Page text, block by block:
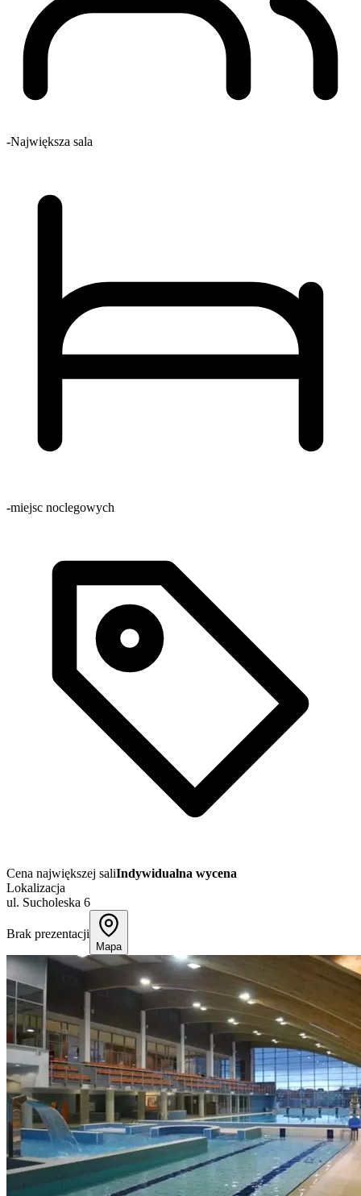
-Największa sala
-miejsc noclegowych
Cena największej saliIndywidualna wycena
Lokalizacja
ul. Sucholeska 6
Brak prezentacji
Mapa